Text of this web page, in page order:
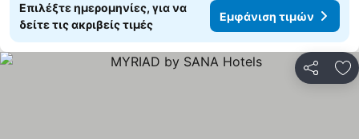
Επιλέξτε ημερομηνίες, για να
δείτε τις ακριβείς τιμές
Εμφάνιση τιμών